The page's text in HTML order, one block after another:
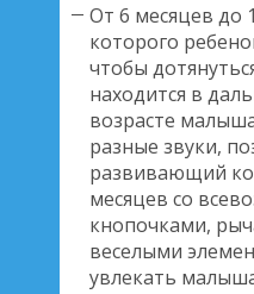
От 6 месяцев до
которого
чтобы
находится в
возрасте
разные звуки,
развивающий
месяцев со
кнопочками,
веселыми
увлекать